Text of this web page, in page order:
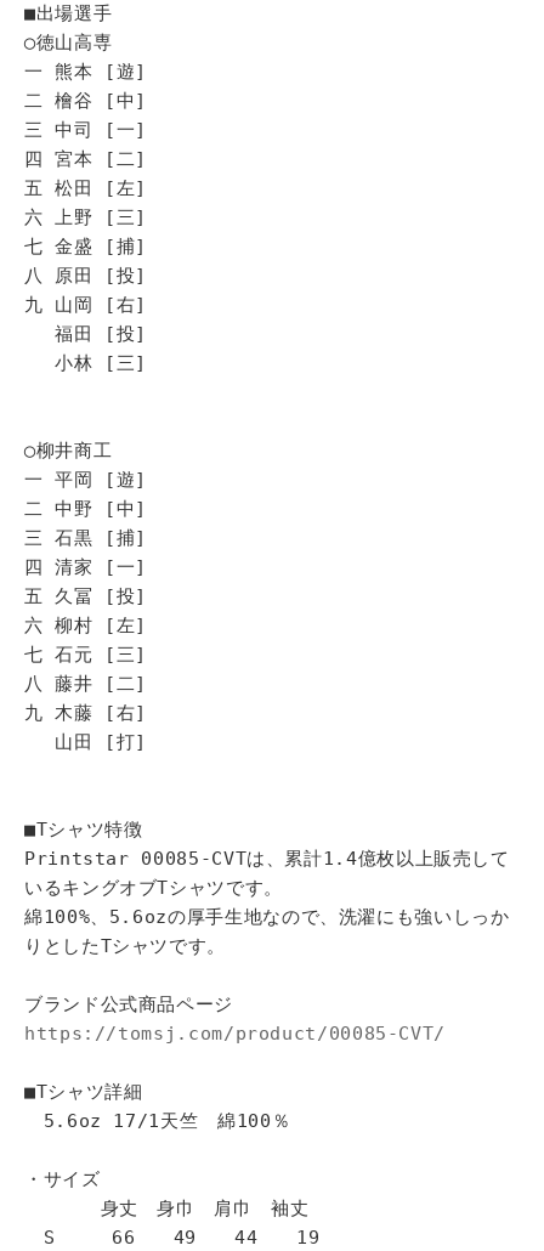
■出場選手
◯徳山高専
一 熊本 [遊]
二 檜谷 [中]
三 中司 [一]
四 宮本 [二]
五 松田 [左]
六 上野 [三]
七 金盛 [捕]
八 原田 [投]
九 山岡 [右]
福田 [投]
小林 [三]
◯柳井商工
一 平岡 [遊]
二 中野 [中]
三 石黒 [捕]
四 清家 [一]
五 久冨 [投]
六 柳村 [左]
七 石元 [三]
八 藤井 [二]
九 木藤 [右]
山田 [打]
■Tシャツ特徴
Printstar 00085-CVTは、累計1.4億枚以上販売して
いるキングオブTシャツです。
綿100%、5.6ozの厚手生地なので、洗濯にも強いしっか
りとしたTシャツです。
ブランド公式商品ページ
https://tomsj.com/product/00085-CVT/
■Tシャツ詳細
5.6oz 17/1天竺 綿100％
・サイズ
身丈 身巾 肩巾 袖丈
S 66 49 44 19